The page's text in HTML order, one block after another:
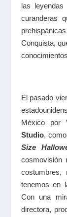
las
curanderas
Conquista,
El pasado
México por
Studio,
Size
cosmovisión
costumbres,
tenemos en
Con una
directora,